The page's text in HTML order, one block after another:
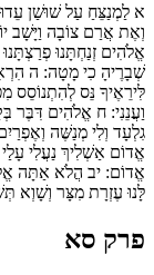
א לַמְנַצֵּחַ עַל שׁוּשַׁן
וְאֶת אֲרַם צוֹבָה וַיָּשָׁב
אֱלֹהִים זְנַחְתָּנוּ
שְׁבָרֶיהָ כִי מָטָה: ה
לִּירֵאֶיךָ נֵּס לְהִתְנוֹסֵס
וַעֲנֵנִי: ח אֱלֹהִים דִּבֶּר
גִלְעָד וְלִי מְנַשֶּׁה
אֱדוֹם אַשְׁלִיךְ נַעֲלִי
אֱדוֹם: יב הֲלֹא אַתָּה
לָּנוּ עֶזְרָת מִצָּר וְשָׁוְא
פרק סא